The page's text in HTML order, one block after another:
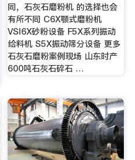
同，石灰石磨粉机 的选择也会
有所不同 C6X颚式磨粉机
VSI6X砂粉设备 F5X系列振动
给料机 S5X振动筛分设备 更多
石灰石磨粉案例现场 山东时产
600吨石灰石碎石 …